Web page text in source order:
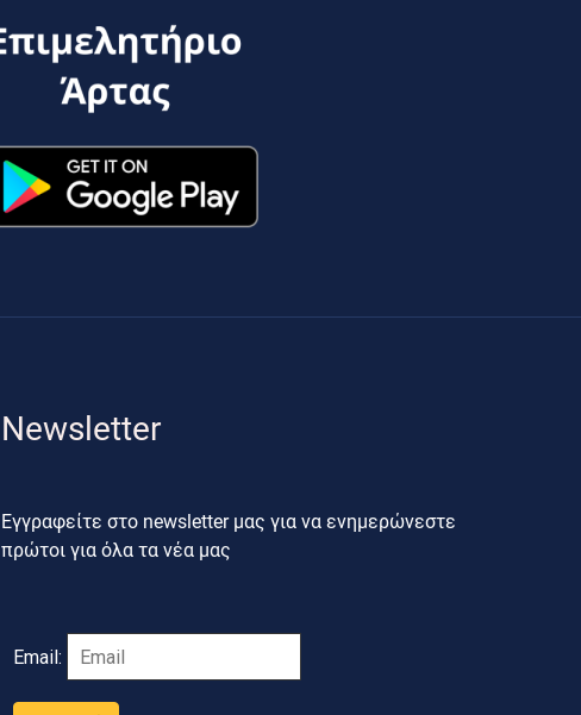
Newsletter
Εγγραφείτε στο newsletter μας για να ενημερώνεστε
πρώτοι για όλα τα νέα μας
Email: